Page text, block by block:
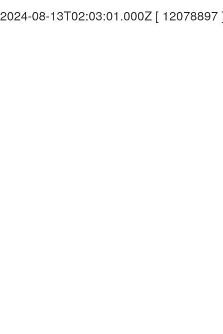
2024-08-13T02:03:01.000Z [ 12078897